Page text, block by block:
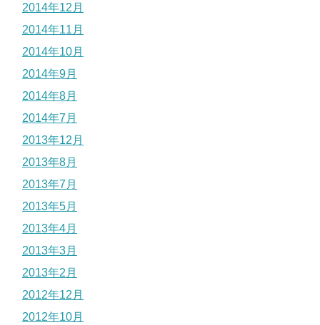
2014年12月
2014年11月
2014年10月
2014年9月
2014年8月
2014年7月
2013年12月
2013年8月
2013年7月
2013年5月
2013年4月
2013年3月
2013年2月
2012年12月
2012年10月